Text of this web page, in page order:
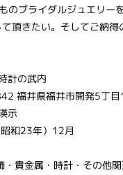
のブライダルジュエリー
頂きたい。そしてご納得
計の武内
福井県福井市開発5丁
示
和23年）12月
貴金属・時計・その他